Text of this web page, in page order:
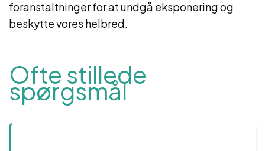
foranstaltninger for at undgå eksponering og
beskytte vores helbred.
Ofte stillede
spørgsmål